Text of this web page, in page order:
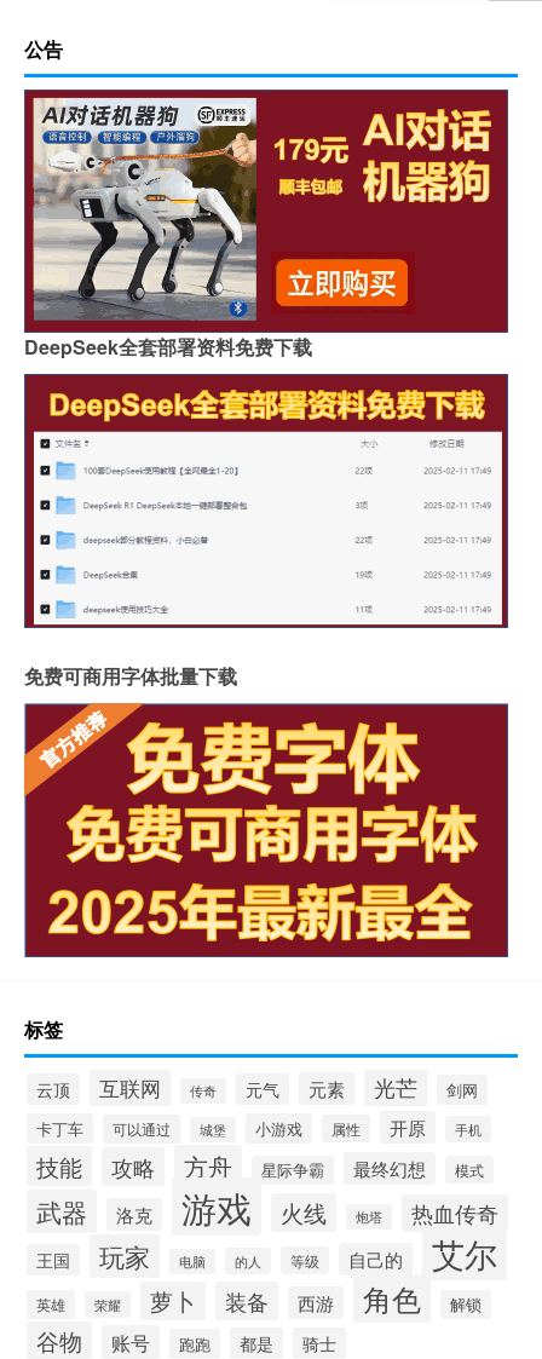
公告
DeepSeek全套部署资料免费下载
免费可商用字体批量下载
标签
云顶 互联网 传奇 元气 元素 光芒
剑网
卡丁车
可以通过 城堡 小游戏 属性 开原 手机
技能 攻略 方舟 星际争霸 最终幻想 模式
武器 洛克 游戏 火线 炮塔 热血传奇
王国 玩家 电脑 的人 等级 自己的 艾尔
英雄 荣耀 萝卜 装备 西游 角色 解锁
谷物 账号 跑跑 都是 骑士